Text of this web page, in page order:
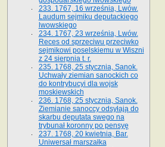
233. 1767, 16 września, Lwów.
Laudum sejmiku deputackiego
lwowskiego
234. 1767, 23 września, Lwów.
Reces od sprzeciwu przeciwko
sejmikowi poselskiemu w Wiszni
z 24 sierpnia t. r.
235. 1768, 25 stycznia, Sanok.
Uchwały ziemian sanockich co
do kontrybucyi dla wojsk
moskiewskich
236. 1768, 25 stycznia, Sanok.
Ziemianie sanoccy odsyłają do
skarbu deputata swego na
trybunał koronny po pensyę
237. 1768, 20 kwietnia, Bar.
Uniwersał marszałka